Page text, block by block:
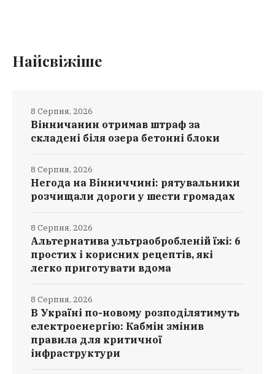
Найсвіжіше
Вінничанин отримав штраф за
складені біля озера бетонні блоки
8 Серпня, 2026
Негода на Вінниччині: рятувальники
розчищали дороги у шести громадах
8 Серпня, 2026
Альтернатива ультраобробленій їжі: 6
простих і корисних рецептів, які
легко приготувати вдома
8 Серпня, 2026
В Україні по-новому розподілятимуть
електроенергію: Кабмін змінив
правила для критичної
інфраструктури
8 Серпня, 2026